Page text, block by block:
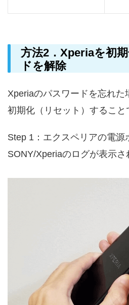
方法2．Xperiaを初
ドを解除
Xperiaのパスワードを忘れた
初期化（リセット）すること
Step 1：エクスペリアの電源
SONY/Xperiaのログが表示さ